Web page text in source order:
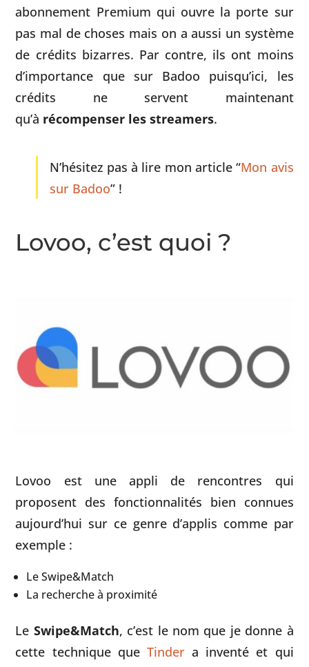
abonnement Premium qui ouvre la porte sur
pas mal de choses mais on a aussi un système
de crédits bizarres. Par contre, ils ont moins
d’importance que sur Badoo puisqu’ici, les
crédits ne servent maintenant
qu’à récompenser les streamers.
N’hésitez pas à lire mon article “Mon avis
sur Badoo” !
Lovoo, c’est quoi ?
Lovoo est une appli de rencontres qui
proposent des fonctionnalités bien connues
aujourd’hui sur ce genre d’applis comme par
exemple :
Le Swipe&Match
La recherche à proximité
Le Swipe&Match, c’est le nom que je donne à
cette technique que Tindera inventé et qui